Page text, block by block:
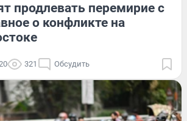
продлевать перемирие с
о конфликте на
321 Обсудить